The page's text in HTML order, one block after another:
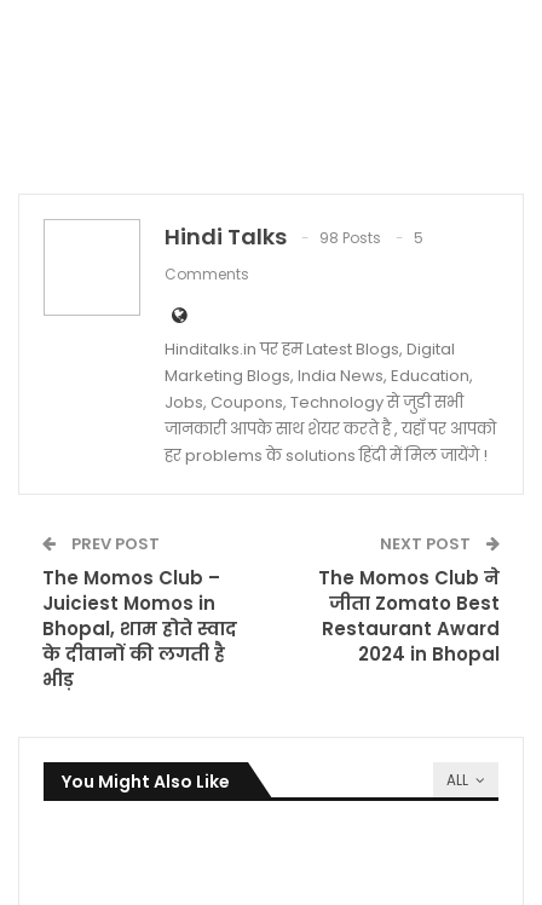
Hindi Talks 98 Posts
5
Comments
Hinditalks.in पर हम Latest Blogs, Digital
Marketing Blogs, India News, Education,
Jobs, Coupons, Technology से जुडी सभी
जानकारी आपके साथ शेयर करते है , यहाँ पर आपको
हर problems के solutions हिंदी में मिल जायेंगे !
PREV POST
The Momos Club –
Juiciest Momos in
Bhopal, शाम होते स्वाद
के दीवानों की लगती है
भीड़
NEXT POST
The Momos Club ने
जीता Zomato Best
Restaurant Award
2024 in Bhopal
ALL
You Might Also Like